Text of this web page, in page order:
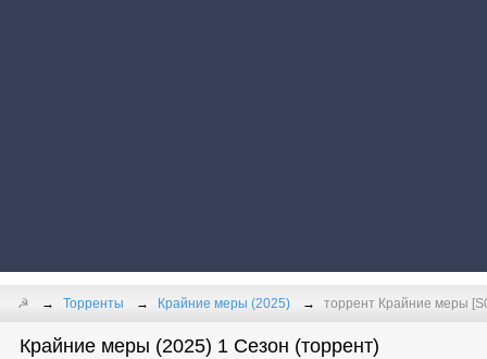
☭ Торренты Крайние меры (2025) торрент Крайние меры
Крайние меры (2025) 1 Сезон (торрент)